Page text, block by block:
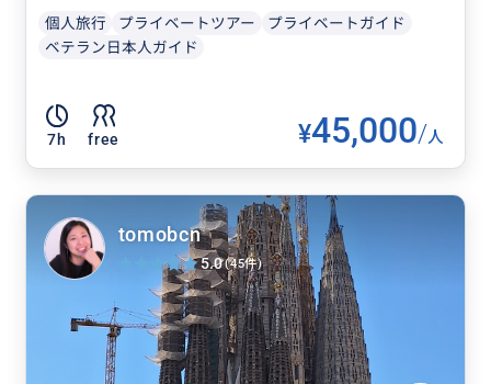
個人旅行 プライベートツアー
プライベートガイド
ベテラン日本人ガイド
7h free ¥45,000/人
tomobcn
5.0(45件)